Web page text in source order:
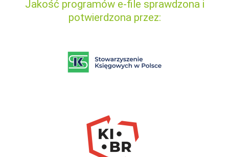
Jakość programów e-file sprawdzona i
potwierdzona przez: